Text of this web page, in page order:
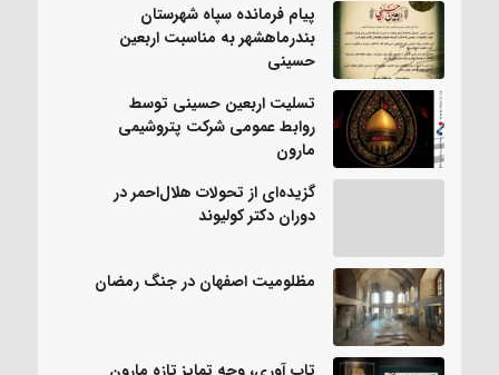
پیام فرمانده سپاه شهرستان
بندرماهشهر به مناسبت اربعین
حسینی
تسلیت اربعین حسینی توسط
روابط عمومی شرکت پتروشیمی
مارون
گزیده‌ای از تحولات هلال‌احمر در
دوران دکتر کولیوند
مظلومیت اصفهان در جنگ رمضان
تاب آوری، وجه تمایز تازه مارون